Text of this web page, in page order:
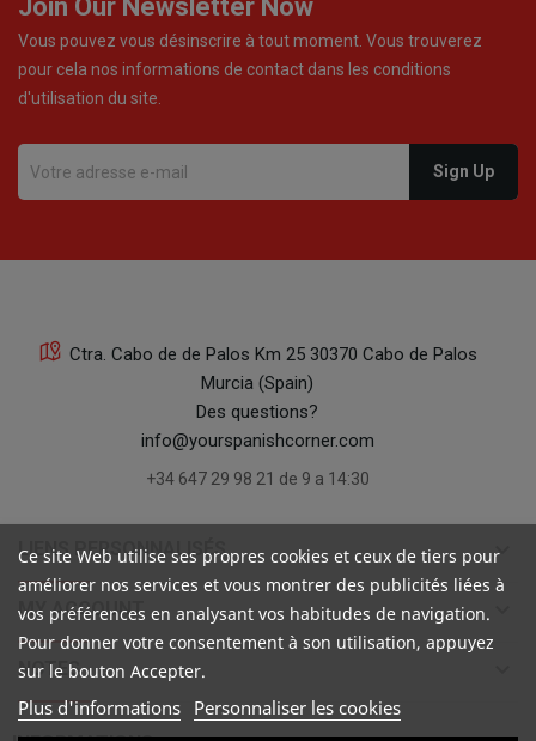
Join Our Newsletter Now
Vous pouvez vous désinscrire à tout moment. Vous trouverez
pour cela nos informations de contact dans les conditions
d'utilisation du site.
Ctra. Cabo de de Palos Km 25 30370 Cabo de Palos
Murcia (Spain)
Des questions?
info@yourspanishcorner.com
+34 647 29 98 21 de 9 a 14:30
LIENS PERSONNALISÉS keyboard_arrow_down
MY ACCOUNT keyboard_arrow_down
NOTES
Ce site Web utilise ses propres cookies et ceux de tiers pour
améliorer nos services et vous montrer des publicités liées à
vos préférences en analysant vos habitudes de navigation.
Pour donner votre consentement à son utilisation, appuyez
sur le bouton Accepter.
Plus d'informations Personnaliser les cookies